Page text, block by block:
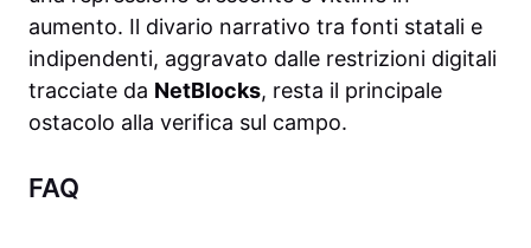
aumento. Il divario narrativo tra fonti statali e
indipendenti, aggravato dalle restrizioni digitali
tracciate da NetBlocks, resta il principale
ostacolo alla verifica sul campo.
FAQ